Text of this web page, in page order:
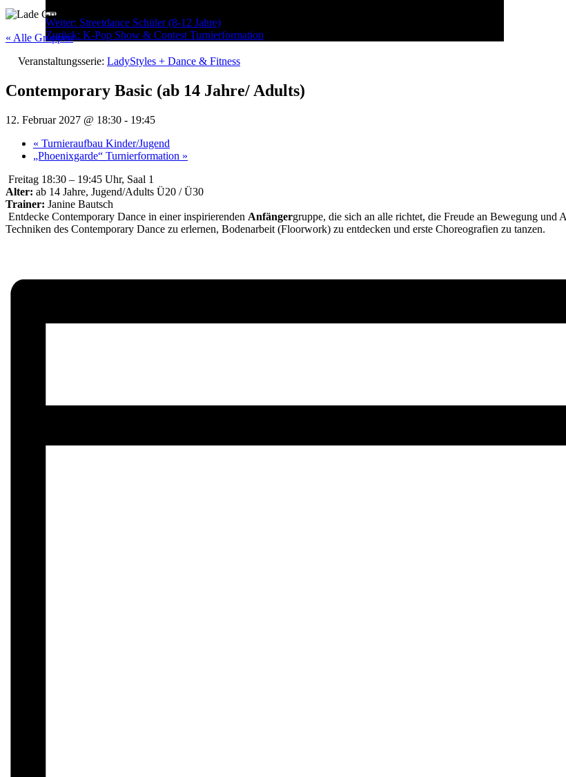
Menu
Post
navigation
Weiter: Streetdance Schüler (8-12 Jahre)
Zurück: K-Pop Show & Contest Turnierformation
« Alle Gruppen
Veranstaltungsserie: LadyStyles + Dance & Fitness
Contemporary Basic (ab 14 Jahre/ Adults)
12. Februar 2027 @ 18:30 - 19:45
« Turnieraufbau Kinder/Jugend
„Phoenixgarde“ Turnierformation »
Freitag 18:30 – 19:45 Uhr, Saal 1
Alter: ab 14 Jahre, Jugend/Adults Ü20 / Ü30
Trainer: Janine Bautsch
Entdecke Contemporary Dance in einer inspirierenden Anfängergruppe, die sich an alle richtet, die Freude an Bewegung
Techniken des Contemporary Dance zu erlernen, Bodenarbeit (Floorwork) zu entdecken und erste Choreografien zu tanzen.